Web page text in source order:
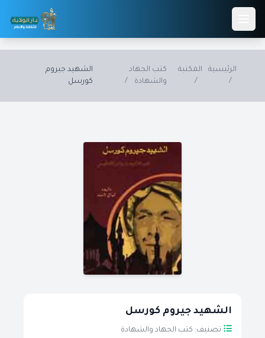
Skip to main content
الرئيسية
/
المكتبة
/
كتب الجهاد
والشهادة
/
الشهيد جيروم
كورسل
الشهيد جيروم كورسل
تصنيف: كتب الجهاد والشهادة